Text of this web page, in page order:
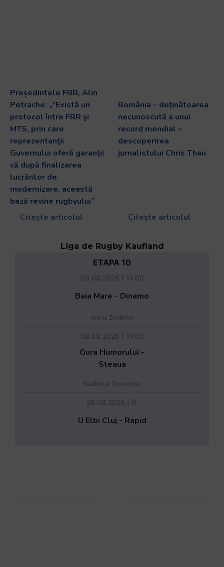
Președintele FRR, Alin
Petrache: „”Există un
protocol între FRR şi
MTS, prin care
reprezentanţii
Guvernului oferă garanţii
că după finalizarea
lucrărilor de
modernizare, această
bază revine rugbyului”
Citește articolul
România – deținătoarea
necunoscută a unui
record mondial –
descoperirea
jurnalistului Chris Thau
Citește articolul
Liga de Rugby Kaufland
ETAPA 10
08.08.2026 | 11:00
Baia Mare - Dinamo
Arena Zimbrilor
08.08.2026 | 11:00
Gura Humorului -
Steaua
Stadionul Tineretului
29.08.2026 | 0:
U Elbi Cluj - Rapid